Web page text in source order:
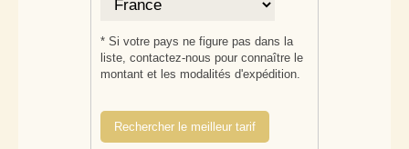
* Si votre pays ne figure pas dans la
liste, contactez-nous pour connaître le
montant et les modalités d'expédition.
Rechercher le meilleur tarif